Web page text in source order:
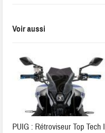
Voir aussi
PUIG : Rétroviseur Top Tech I